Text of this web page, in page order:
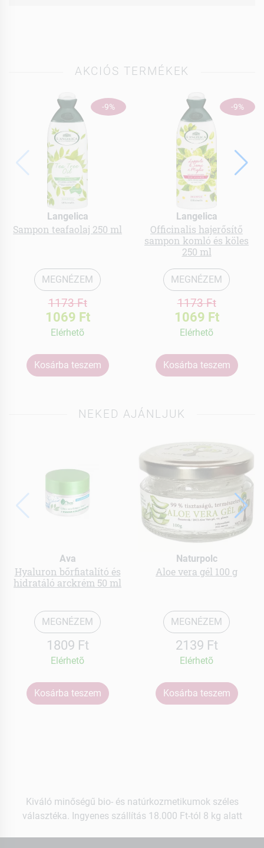
AKCIÓS TERMÉKEK
-9%
Langelica
Sampon teafaolaj 250 ml
MEGNÉZEM
1173 Ft
1069 Ft
Elérhetõ
Kosárba teszem
-9%
Langelica
Officinalis hajerősítő
sampon komló és köles
250 ml
MEGNÉZEM
1173 Ft
1069 Ft
Elérhetõ
Kosárba teszem
NEKED AJÁNLJUK
Ava
Hyaluron bőrfiatalító és
hidratáló arckrém 50 ml
MEGNÉZEM
1809 Ft
Elérhetõ
Kosárba teszem
Naturpolc
Aloe vera gél 100 g
MEGNÉZEM
2139 Ft
Elérhetõ
Kosárba teszem
Kiváló minőségű bio- és natúrkozmetikumok széles
választéka. Ingyenes szállítás 18.000 Ft-tól 8 kg alatt